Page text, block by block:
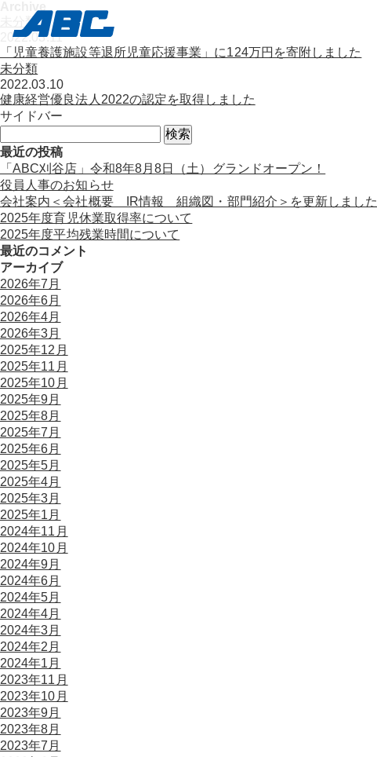
未分類
2022.03.11
「児童養護施設等退所児童応援事業」に124万円を寄附しました
未分類
2022.03.10
健康経営優良法人2022の認定を取得しました
サイドバー
索:
最近の投稿
「ABC刈谷店」令和8年8月8日（土）グランドオープン！
役員人事のお知らせ
会社案内＜会社概要 IR情報 組織図・部門紹介＞を更新しました
2025年度育児休業取得率について
2025年度平均残業時間について
最近のコメント
アーカイブ
2026年7月
2026年6月
2026年4月
2026年3月
2025年12月
2025年11月
2025年10月
2025年9月
2025年8月
2025年7月
2025年6月
2025年5月
2025年4月
2025年3月
2025年1月
2024年11月
2024年10月
2024年9月
2024年6月
2024年5月
2024年4月
2024年3月
2024年2月
2024年1月
2023年11月
2023年10月
2023年9月
2023年8月
2023年7月